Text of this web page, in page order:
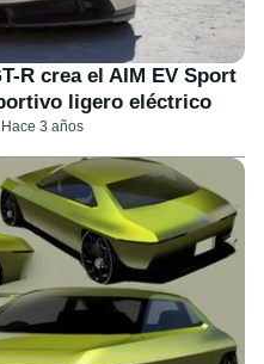
R crea el AIM EV Sport
ligero eléctrico
Hace 3 años